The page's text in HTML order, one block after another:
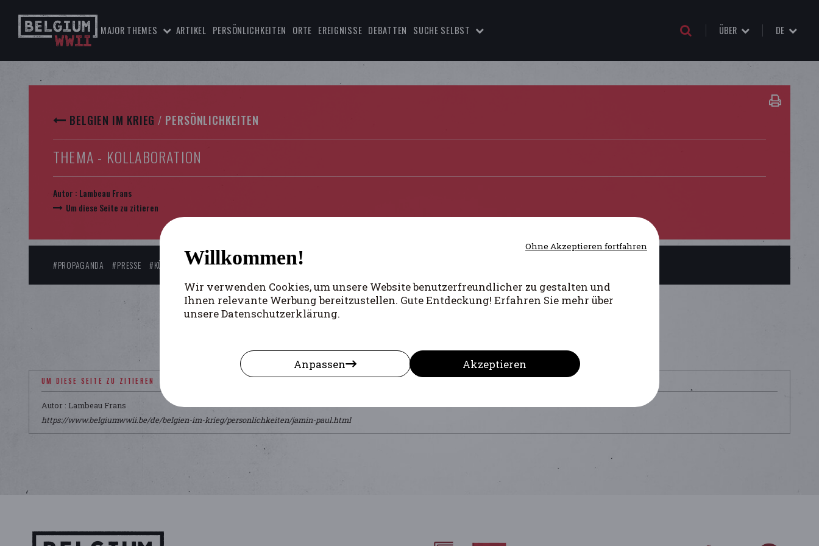
MAJOR THEMES ARTIKEL PERSÖNLICHKEITEN ORTE EREIGNISSE DEBATTEN SUCHE SELBST ÜBER DE
BELGIEN IM KRIEG / PERSÖNLICHKEITEN
THEMA - KOLLABORATION
Autor : Lambeau Frans
Um diese Seite zu zitieren
#PROPAGANDA #PRESSE #KÜNSTLERISCHE KOLLABORATION
UM DIESE SEITE ZU ZITIEREN
Autor : Lambeau Frans
https://www.belgiumwwii.be/de/belgien-im-krieg/personlichkeiten/jamin-paul.html
Willkommen!
Wir verwenden Cookies, um unsere Website benutzerfreundlicher zu gestalten und
Ihnen relevante Werbung bereitzustellen. Gute Entdeckung! Erfahren Sie mehr über
unsere Datenschutzerklärung.
Anpassen Akzeptieren
Ohne Akzeptieren fortfahren